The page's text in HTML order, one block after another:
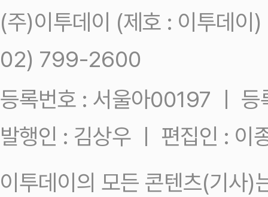
(주)이투데이 (제호 : 이투데
02) 799-2600
등록번호 : 서울아00197 ㅣ
발행인 : 김상우 ㅣ 편집인 : 이
이투데이의 모든 콘텐츠(기사)